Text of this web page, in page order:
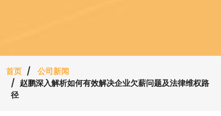
首页
公司新闻
赵鹏深入解析如何有效解决企业欠薪问题及法律维权路
径